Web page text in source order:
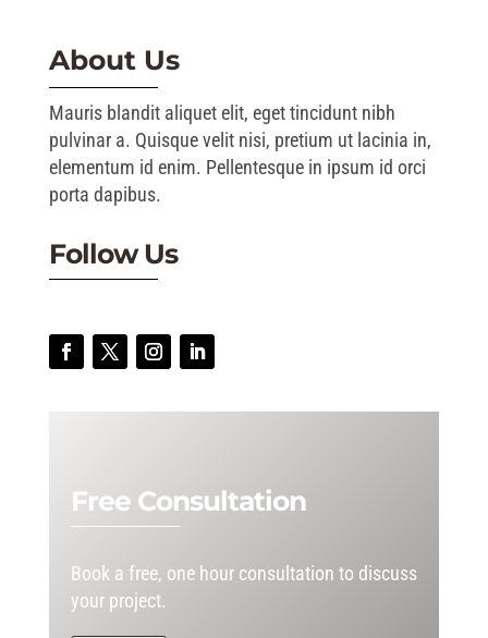
About Us
Mauris blandit aliquet elit, eget tincidunt nibh
pulvinar a. Quisque velit nisi, pretium ut lacinia in,
elementum id enim. Pellentesque in ipsum id orci
porta dapibus.
Follow Us
Free Consultation
Book a free, one hour consultation to discuss
your project.